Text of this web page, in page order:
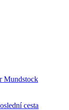
Mundstock
cesta